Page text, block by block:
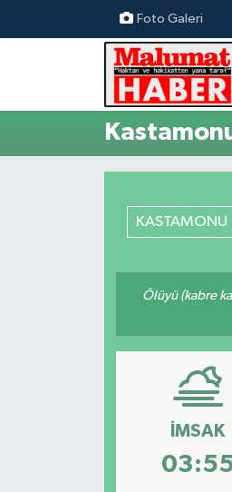
Foto Galeri
KASTAMONU
Ölüyü (kabre
İMSAK
Nöbetçi Eczaneler
Hava Durumu
Trafik Durumu
Süper Lig Puan Durumu
Son Dakika Haberleri